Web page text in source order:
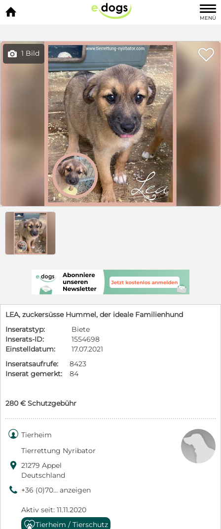

MENÜ
 1 Bild 
LEA, zuckersüsse Hummel, der ideale Familienhund
Inseratstyp:
Biete
Inserats-ID:
1554698
Einstelldatum:
17.07.2021
Inseratsaufrufe:
8423
Inserat gemerkt:
84
280 € Schutzgebühr
 Tierheim
Tierrettung Nyribator
 21279 Appel
Deutschland
9 +36 (0)70... anzeigen
Aktiv seit: 11.11.2020
Tierheim / Tierschutz